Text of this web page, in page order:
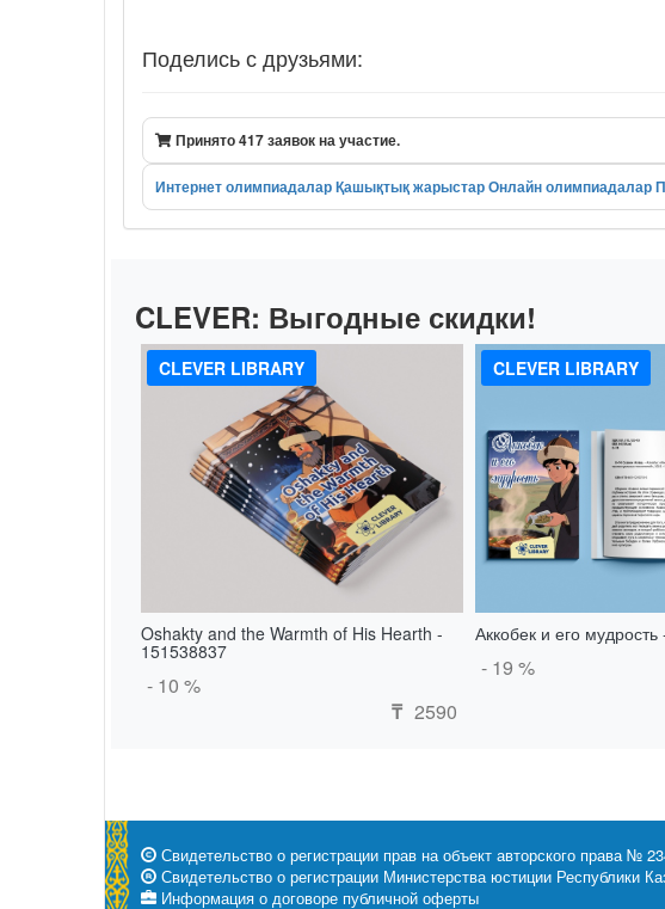
Поделись с друзьями:
Принято 417 заявок на участие.
Интернет олимпиадаларҚашықтық жарыстарОнлайн олимпиадалар
CLEVER: Выгодные скидки!
CLEVER LIBRARY
Oshakty and the Warmth of His Hearth -
151538837
- 10 %
₸ 2590
CLEVER LIBRARY
Аккобек и его
- 19 %
Свидетельство о регистрации прав на объект авторского права №
Свидетельство о регистрации Министерства юстиции Республики
Информация о договоре публичной оферты